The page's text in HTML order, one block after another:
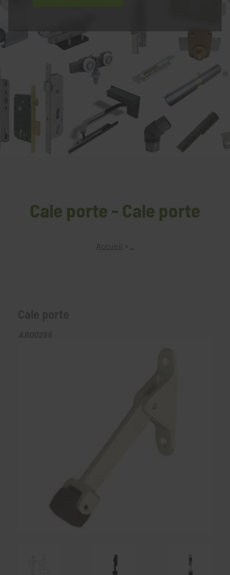
Cale porte - Cale porte
Accueil >